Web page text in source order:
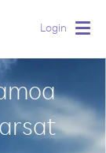
Login